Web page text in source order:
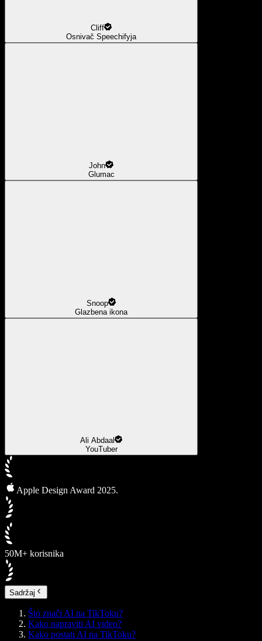
Cliff
Osnivač Speechifyja
John
Glumac
Snoop
Glazbena ikona
Ali Abdaal
YouTuber
Apple Design Award 2025.
50M+ korisnika
Sadržaj
Što znači AI na TikToku?
Kako napraviti AI video?
Kako postati AI na TikToku?